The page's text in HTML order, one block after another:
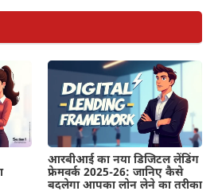
आरबीआई का नया डिजिटल लेंडिंग
फ्रेमवर्क 2025-26: जानिए कैसे
बदलेगा आपका लोन लेने का तरीका